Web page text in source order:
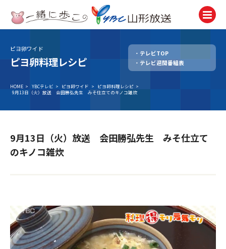
テレビ
TV
ラジオ
Radio
アナウンサー
Announcer
試写会・プレゼント
Present
ピヨ卵ワイド
ピヨ卵料理レシピ
テレビTOP
テレビ週間番組表
HOME > YBCテレビ > ピヨ卵ワイド > ピヨ卵料理レシピ >
9月13日（火）放送 会田勝弘先生 みそ仕立てのキノコ雑炊
9月13日（火）放送 会田勝弘先生 みそ仕立て
のキノコ雑炊